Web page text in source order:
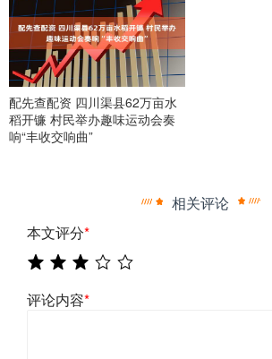
配先查配资 四川渠县62万亩水
稻开镰 村民举办趣味运动会奏
响“丰收交响曲”
相关评论
本文评分*
评论内容*